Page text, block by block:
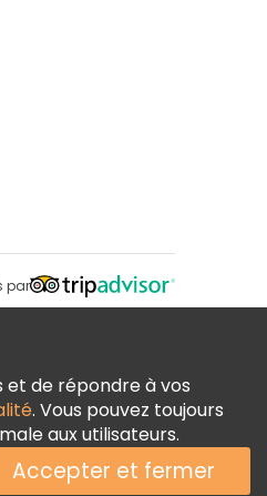
par
et de répondre à vos
. Vous pouvez toujours
aux utilisateurs.
Accepter et fermer